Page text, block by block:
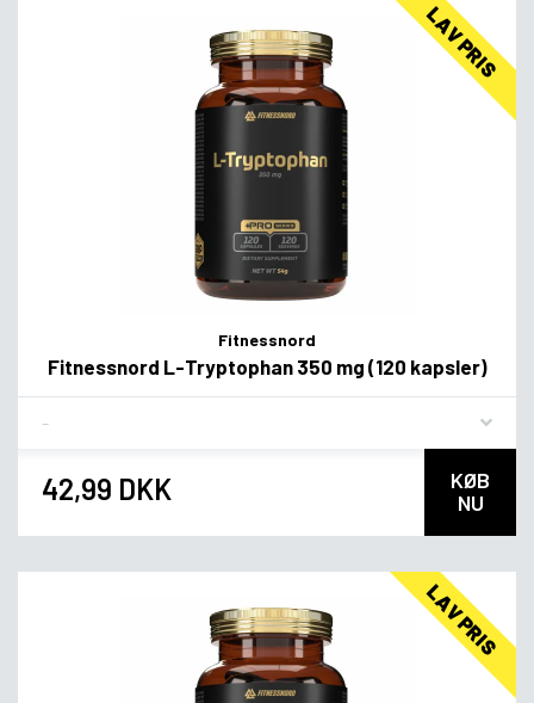
LAV PRIS
Fitnessnord
Fitnessnord L-Tryptophan 350 mg (120 kapsler)
42,99 DKK
KØB
NU
LAV PRIS